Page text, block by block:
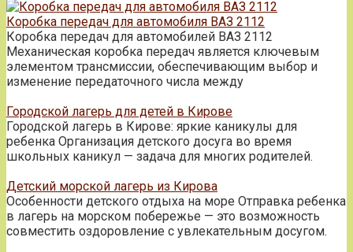
Коробка передач для автомобиля ВАЗ 2112
Коробка передач для автомобилей ВАЗ 2112
Механическая коробка передач является ключевым
элементом трансмиссии, обеспечивающим выбор и
изменение передаточного числа между
Городской лагерь для детей в Кирове
Городской лагерь в Кирове: яркие каникулы для
ребенка Организация детского досуга во время
школьных каникул — задача для многих родителей.
Детский морской лагерь из Кирова
Особенности детского отдыха на море Отправка ребенка
в лагерь на морском побережье — это возможность
совместить оздоровление с увлекательным досугом.